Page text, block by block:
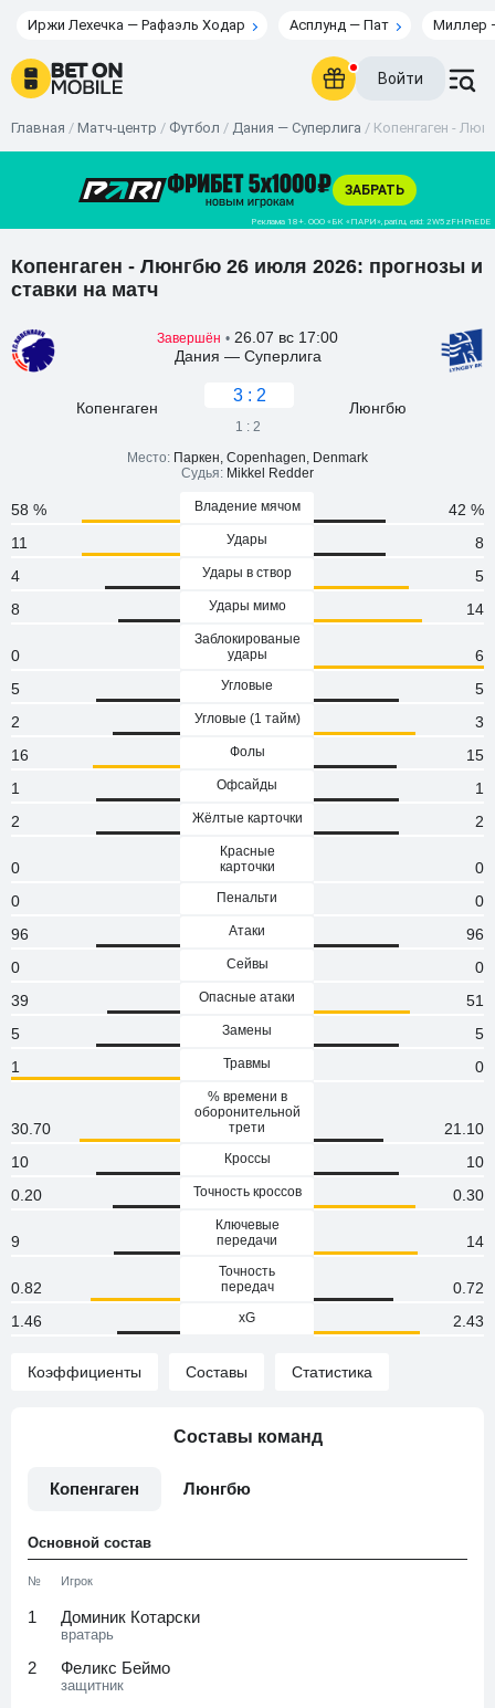
Иржи Лехечка — Рафаэль Ходар Асплунд — Пат Миллер
Войти
Главная / Матч-центр / Футбол / Дания — Суперлига / Копенгаген -
Копенгаген - Люнгбю 26 июля 2026: прогнозы и
ставки на матч
Завершён • 26.07 вс 17:00
Дания — Суперлига
Копенгаген
3 : 2
1 : 2
Люнгбю
Место: Паркен, Copenhagen, Denmark
Судья: Mikkel Redder
58 % Владение мячом
42 %
11
Удары
8
4
Удары в створ
5
8
Удары мимо 14
0
Заблокированые
удары
6
5
Угловые
5
2
Угловые (1 тaйм)
3
16
Фолы
15
1
Офсайды
1
2
Жёлтые карточки 2
0
Красные
карточки
0
0
Пенальти
0
96
Атаки
96
0
Сейвы
0
39
Опасные атаки
51
5
Замены
5
1
Травмы 0
30.70
% времени в
оборонительной
трети
21.10
10
Кроссы
10
0.20
Точность кроссов 0.30
9
Ключевые
передачи
14
0.82
Точность
передач
0.72
1.46
xG 2.43
Коэффициенты Составы Статистика
Составы команд
Копенгаген Люнгбю
Основной состав
№ Игрок
1 Доминик Котарски
вратарь
2 Феликс Беймо
защитник